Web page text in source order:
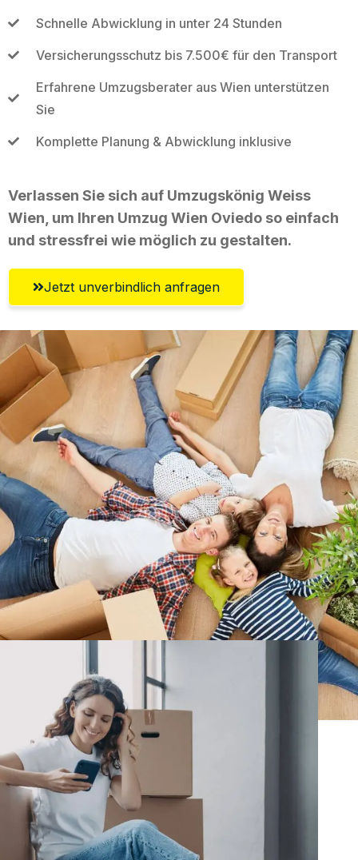
Schnelle Abwicklung in unter 24 Stunden
Versicherungsschutz bis 7.500€ für den Transport
Erfahrene Umzugsberater aus Wien unterstützen
Sie
Komplette Planung & Abwicklung inklusive
Verlassen Sie sich auf Umzugskönig Weiss
Wien, um Ihren Umzug Wien Oviedo so einfach
und stressfrei wie möglich zu gestalten.
Jetzt unverbindlich anfragen